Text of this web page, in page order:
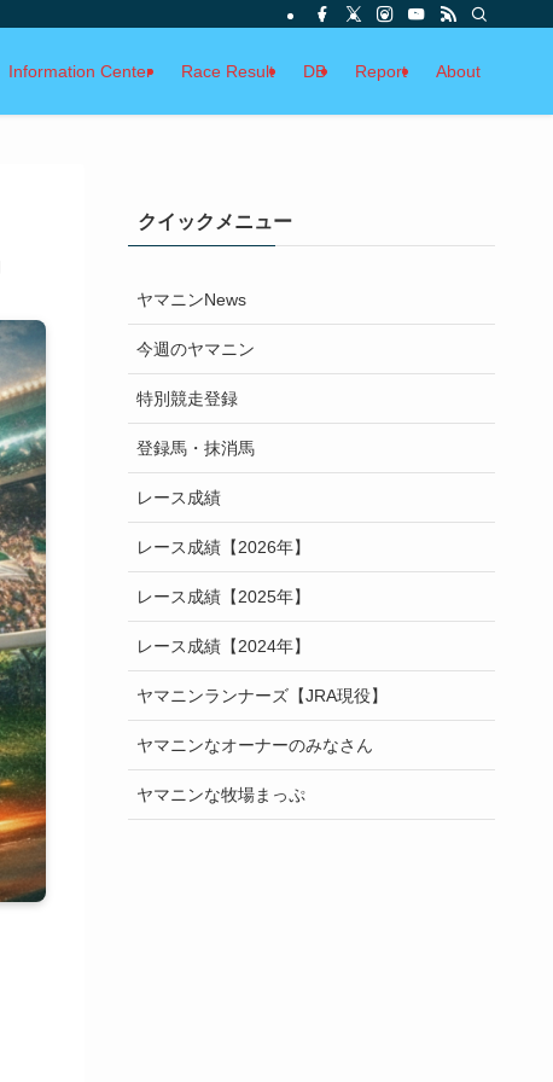
Information Center Race Result DB Report About
クイックメニュー
ヤマニンNews
今週のヤマニン
特別競走登録
登録馬・抹消馬
レース成績
レース成績【2026年】
レース成績【2025年】
レース成績【2024年】
ヤマニンランナーズ【JRA現役】
ヤマニンなオーナーのみなさん
ヤマニンな牧場まっぷ